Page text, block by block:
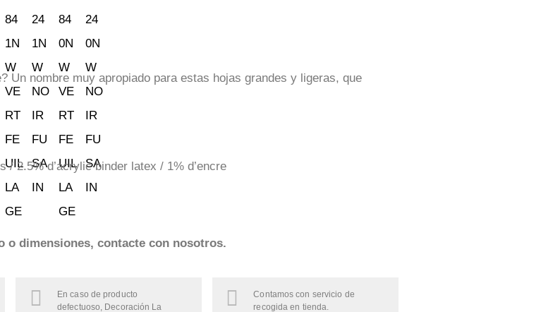
Un nombre muy apropiado para estas hojas grandes y ligeras, que
2.5% d’acrylic binder latex / 1% d’encre
o dimensiones, contacte con nosotros.
En caso de producto
defectuoso, Decoración La
Contamos con servicio de
recogida en tienda.